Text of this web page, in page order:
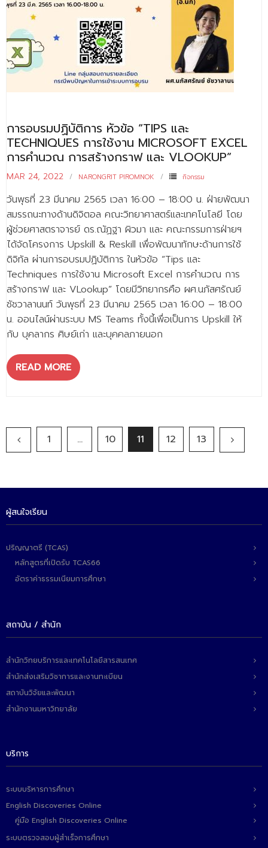
การอบรมปฏิบัติการ หัวข้อ “TIPS และ
TECHNIQUES การใช้งาน MICROSOFT EXCEL
การคำนวณ การสร้างกราฟ และ VLOOKUP”
MAR 24, 2022 NARONGRIT PIROMNOK กิจกรรม
วันพุธที่ 23 มีนาคม 2565 เวลา 16:00 – 18:00 น. ฝ่ายพัฒนา
สมรรถนะทางด้านดิจิตอล คณะวิทยาศาสตร์และเทคโนโลยี โดย
ผู้ช่วยศาสตราจารย์ ดร.ณัฏฐา ผิวมา และ คณะกรรมการฝ่ายฯ
ได้จัดโครงการ Upskill & Reskill เพื่อพัฒนาทักษะด้านการใช้
ดิจิทัล ผ่านการอบรมปฏิบัติการ ในหัวข้อ “Tips และ
Techniques การใช้งาน Microsoft Excel การคำนวณ การ
สร้างกราฟ และ VLookup” โดยมีวิทยากรคือ ผศ.นภัสศรัณย์
ชัชวาลานนท์ วันพุธที่ 23 มีนาคม 2565 เวลา 16:00 – 18:00
น. ออนไลน์ผ่านระบบ MS Teams ทั้งนี้เพื่อเป็นการ Upskill ให้
กับ บุคลากร ศิษย์เก่า และบุคคลภายนอก
READ MORE
1 … 10 11 12 13
ผู้สนใจเรียน
ปริญญาตรี (TCAS)
หลักสูตรที่เปิดรับ TCAS66
อัตราค่าธรรมเนียมการศึกษา
สถาบัน / สำนัก
สำนักวิทยบริการและเทคโนโลยีสารสนเทศ
สำนักส่งเสริมวิชาการและงานทะเบียน
สถาบันวิจัยและพัฒนา
สำนักงานมหาวิทยาลัย
บริการ
ระบบบริหารการศึกษา
English Discoveries Online
คู่มือ English Discoveries Online
ระบบตรวจสอบผู้สำเร็จการศึกษา